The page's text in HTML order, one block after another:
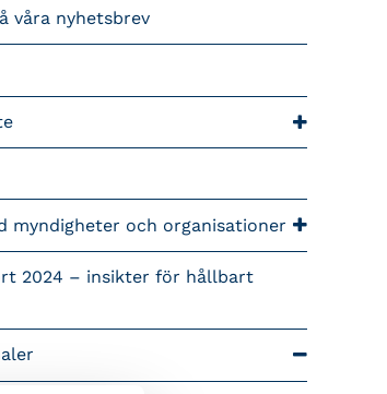
våra nyhetsbrev
myndigheter och organisationer
2024 – insikter för hållbart